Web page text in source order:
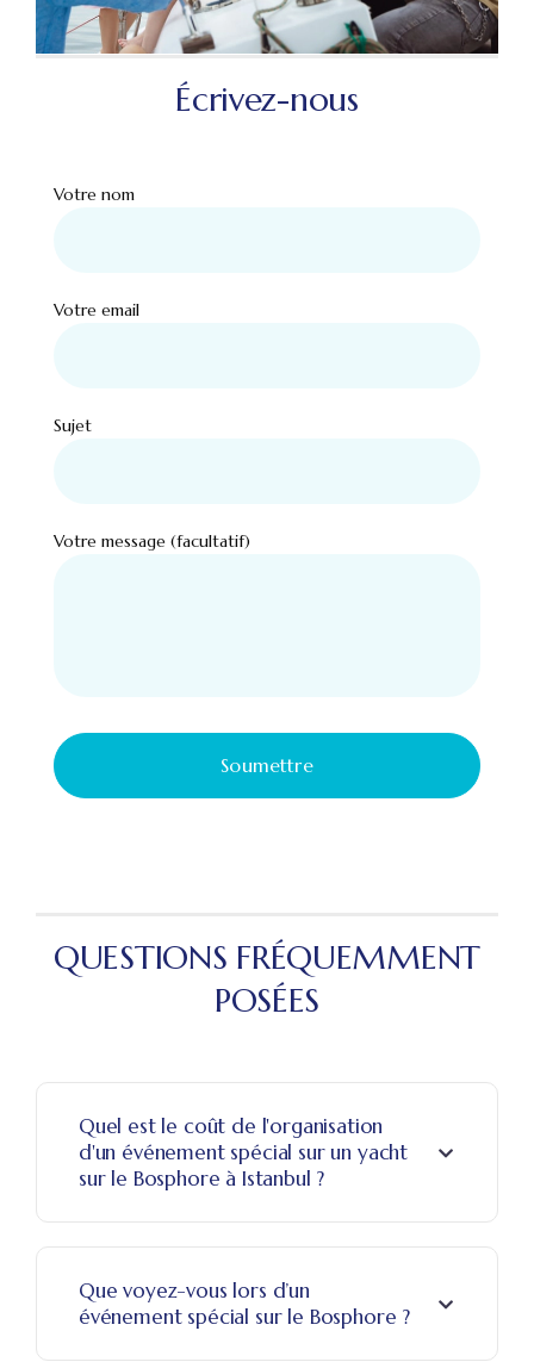
Écrivez-nous
Votre nom
Votre email
Sujet
Votre message (facultatif)
QUESTIONS FRÉQUEMMENT
POSÉES
Quel est le coût de l'organisation
d'un événement spécial sur un yacht
sur le Bosphore à Istanbul ?
Que voyez-vous lors d’un
événement spécial sur le Bosphore ?